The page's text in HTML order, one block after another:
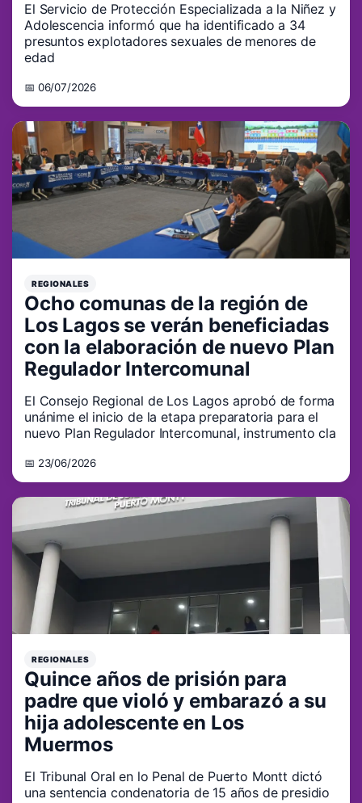
El Servicio de Protección Especializada a la Niñez y
Adolescencia informó que ha identificado a 34
presuntos explotadores sexuales de menores de
edad
📅 06/07/2026
REGIONALES
Ocho comunas de la región de
Los Lagos se verán beneficiadas
con la elaboración de nuevo Plan
Regulador Intercomunal
El Consejo Regional de Los Lagos aprobó de forma
unánime el inicio de la etapa preparatoria para el
nuevo Plan Regulador Intercomunal, instrumento cla
📅 23/06/2026
REGIONALES
Quince años de prisión para
padre que violó y embarazó a su
hija adolescente en Los
Muermos
El Tribunal Oral en lo Penal de Puerto Montt dictó
una sentencia condenatoria de 15 años de presidio